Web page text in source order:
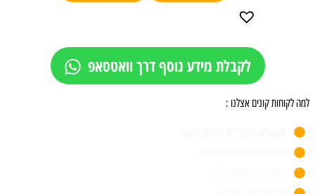
לקבלת מידע נוסף דרך וואטסאפ
למה לקוחות קונים אצלנו :